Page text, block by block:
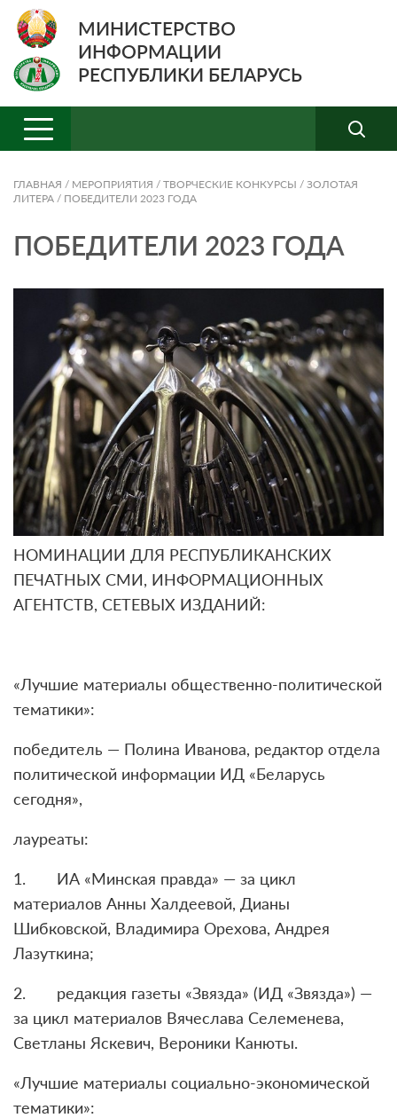
МИНИСТЕРСТВО
ИНФОРМАЦИИ
РЕСПУБЛИКИ БЕЛАРУСЬ
ГЛАВНАЯ / МЕРОПРИЯТИЯ / ТВОРЧЕСКИЕ КОНКУРСЫ / ЗОЛОТАЯ
ЛИТЕРА / ПОБЕДИТЕЛИ 2023 ГОДА
ПОБЕДИТЕЛИ 2023 ГОДА
НОМИНАЦИИ ДЛЯ РЕСПУБЛИКАНСКИХ
ПЕЧАТНЫХ СМИ, ИНФОРМАЦИОННЫХ
АГЕНТСТВ, СЕТЕВЫХ ИЗДАНИЙ:
«Лучшие материалы общественно-политической
тематики»:
победитель — Полина Иванова, редактор отдела
политической информации ИД «Беларусь
сегодня»,
лауреаты:
1. ИА «Минская правда» — за цикл
материалов Анны Халдеевой, Дианы
Шибковской, Владимира Орехова, Андрея
Лазуткина;
2. редакция газеты «Звязда» (ИД «Звязда») —
за цикл материалов Вячеслава Селеменева,
Светланы Яскевич, Вероники Канюты.
«Лучшие материалы социально-экономической
тематики»: